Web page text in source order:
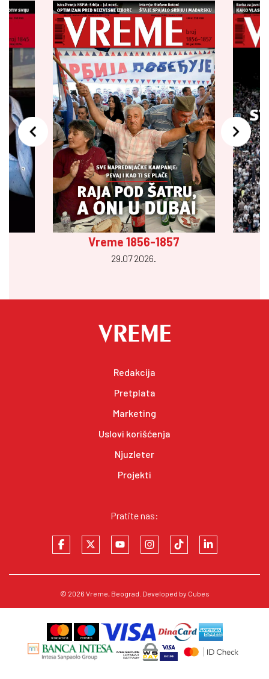
Vreme 1856-1857
29.07 2026.
Redakcija
Pretplata
Marketing
Uslovi korišćenja
Njuzleter
Projekti
Pratite nas:
© 2026 Vreme , Beograd. Developed by Cubes